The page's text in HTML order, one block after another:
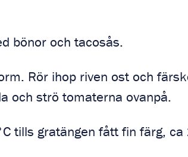
bönor och tacosås.
Rör ihop riven ost och
och strö tomaterna ovanpå.
tills gratängen fått fin färg, ca